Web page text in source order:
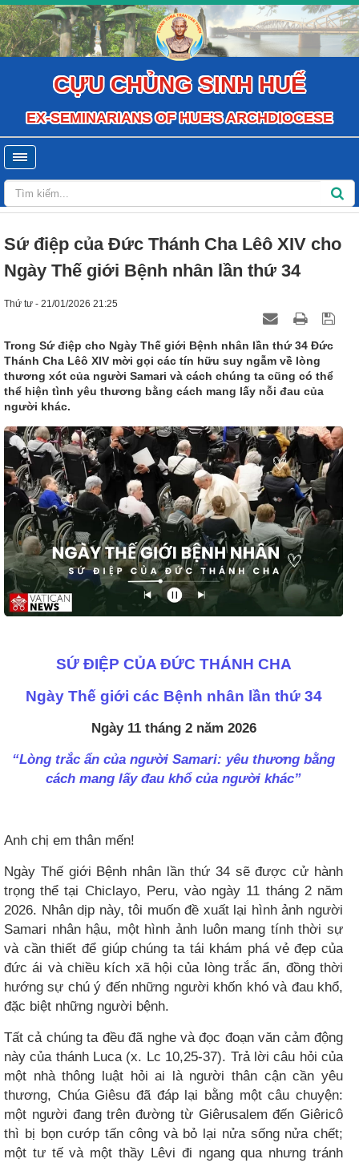
CỰU CHỦNG SINH HUẾ
EX-SEMINARIANS OF HUE'S ARCHDIOCESE
Sứ điệp của Đức Thánh Cha Lêô XIV cho
Ngày Thế giới Bệnh nhân lần thứ 34
Thứ tư - 21/01/2026 21:25
Trong Sứ điệp cho Ngày Thế giới Bệnh nhân lần thứ 34 Đức
Thánh Cha Lêô XIV mời gọi các tín hữu suy ngẫm về lòng
thương xót của người Samari và cách chúng ta cũng có thể
thể hiện tình yêu thương bằng cách mang lấy nỗi đau của
người khác.
SỨ ĐIỆP CỦA ĐỨC THÁNH CHA
Ngày Thế giới các Bệnh nhân lần thứ 34
Ngày 11 tháng 2 năm 2026
“Lòng trắc ẩn của người Samari: yêu thương bằng
cách mang lấy đau khổ của người khác”
Anh chị em thân mến!
Ngày Thế giới Bệnh nhân lần thứ 34 sẽ được cử hành
trọng thể tại Chiclayo, Peru, vào ngày 11 tháng 2 năm
2026. Nhân dịp này, tôi muốn đề xuất lại hình ảnh người
Samari nhân hậu, một hình ảnh luôn mang tính thời sự
và cần thiết để giúp chúng ta tái khám phá vẻ đẹp của
đức ái và chiều kích xã hội của lòng trắc ẩn, đồng thời
hướng sự chú ý đến những người khốn khó và đau khổ,
đặc biệt những người bệnh.
Tất cả chúng ta đều đã nghe và đọc đoạn văn cảm động
này của thánh Luca (x. Lc 10,25-37). Trả lời câu hỏi của
một nhà thông luật hỏi ai là người thân cận cần yêu
thương, Chúa Giêsu đã đáp lại bằng một câu chuyện:
một người đang trên đường từ Giêrusalem đến Giêricô
thì bị bọn cướp tấn công và bỏ lại nửa sống nửa chết;
một tư tế và một thầy Lêvi đi ngang qua nhưng tránh